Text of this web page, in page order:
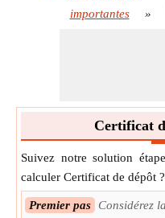
importantes
»
Certificat
Suivez notre solution
calculer Certificat de dépôt ?
Premier pas Considérez